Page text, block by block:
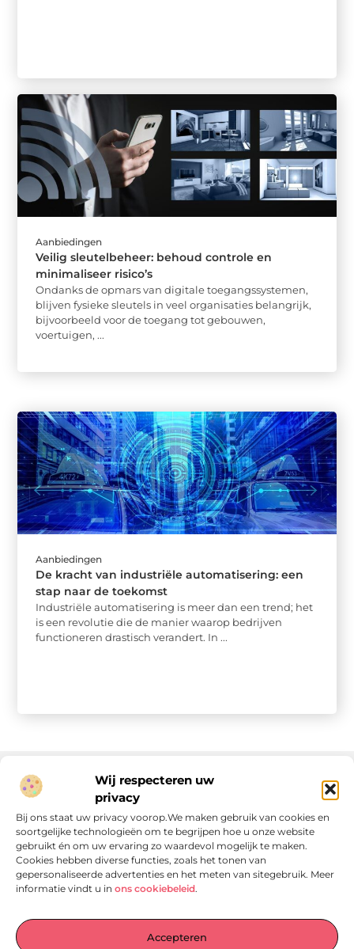
Wij respecteren uw
privacy
Bij ons staat uw privacy voorop.We maken gebruik van cookies en
soortgelijke technologieën om te begrijpen hoe u onze website
gebruikt én om uw ervaring zo waardevol mogelijk te maken.
Cookies hebben diverse functies, zoals het tonen van
gepersonaliseerde advertenties en het meten van sitegebruik. Meer
informatie vindt u in ons cookiebeleid.
Accepteren
Aanbiedingen
Veilig sleutelbeheer: behoud controle en
minimaliseer risico’s
Ondanks de opmars van digitale toegangssystemen,
blijven fysieke sleutels in veel organisaties belangrijk,
bijvoorbeeld voor de toegang tot gebouwen,
voertuigen, ...
Aanbiedingen
De kracht van industriële automatisering: een
stap naar de toekomst
Industriële automatisering is meer dan een trend; het
is een revolutie die de manier waarop bedrijven
functioneren drastisch verandert. In ...
zetten
, praktische tips waar je écht iets aan hebt en artikelen
Onze informatie